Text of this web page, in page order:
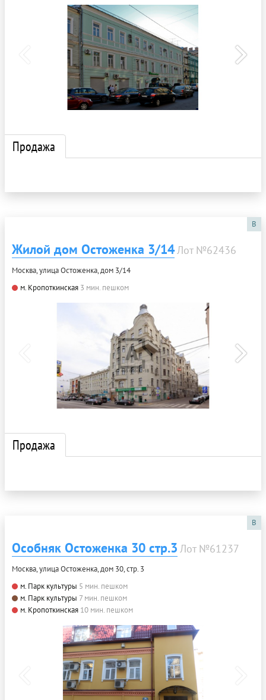
Продажа
B
Жилой дом Остоженка 3/14Лот №62436
Москва, улица Остоженка, дом 3/14
м. Кропоткинская 3 мин. пешком
Продажа
B
Особняк Остоженка 30 стр.3 Лот №61237
Москва, улица Остоженка, дом 30, стр. 3
м. Парк культуры 5 мин. пешком
м. Парк культуры 7 мин. пешком
м. Кропоткинская 10 мин. пешком